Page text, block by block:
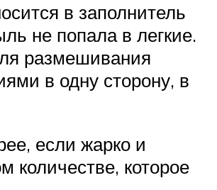
в заполнитель
не попала в легкие.
размешивания
в одну сторону, в
если жарко и
которое